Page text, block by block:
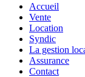
Accueil
Vente
Location
Syndic
La gestion
Assurance
Contact